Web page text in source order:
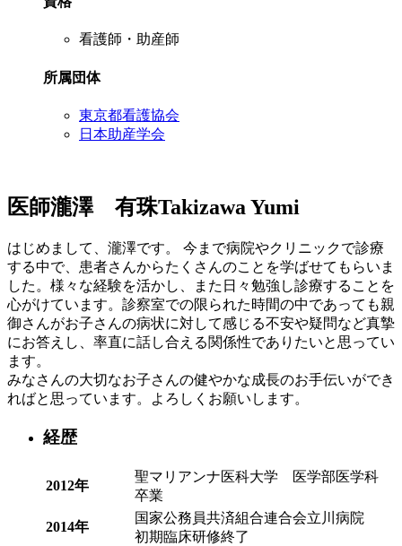
看護師・助産師
所属団体
東京都看護協会
日本助産学会
医師瀧澤 有珠Takizawa Yumi
はじめまして、瀧澤です。 今まで病院やクリニックで診療
する中で、患者さんからたくさんのことを学ばせてもらいま
した。様々な経験を活かし、また日々勉強し診療することを
心がけています。診察室での限られた時間の中であっても親
御さんがお子さんの病状に対して感じる不安や疑問など真摯
にお答えし、率直に話し合える関係性でありたいと思ってい
ます。
みなさんの大切なお子さんの健やかな成長のお手伝いができ
ればと思っています。よろしくお願いします。
経歴
2012年
聖マリアンナ医科大学 医学部医学科
卒業
2014年
国家公務員共済組合連合会立川病院
初期臨床研修終了